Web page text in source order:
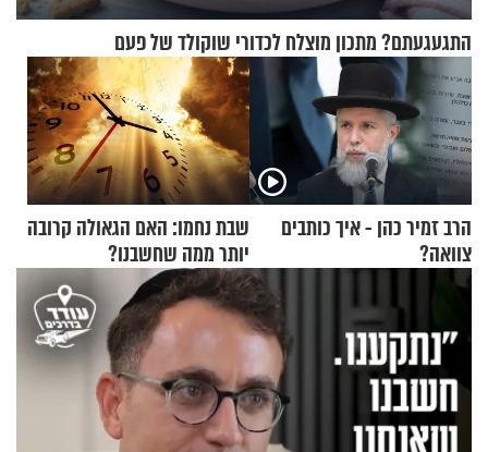
התגעגעתם? מתכון מוצלח לכדורי שוקולד של פעם
הרב זמיר כהן - איך כותבים
צוואה?
שבת נחמו: האם הגאולה קרובה
יותר ממה שחשבנו?